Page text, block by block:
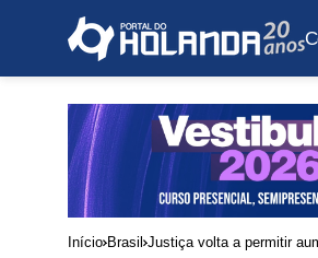
Início Brasil Justiça volta a permitir